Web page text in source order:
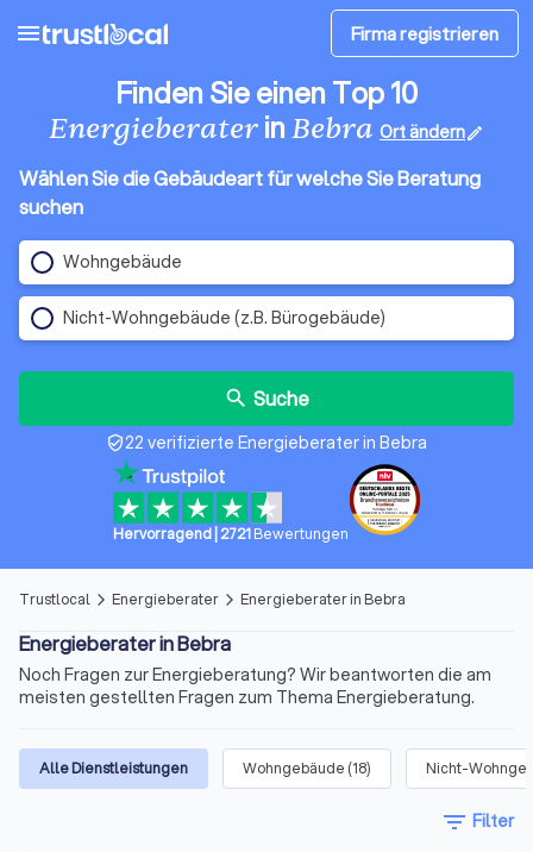
menu Firma registrieren
Finden Sie einen Top 10
EnergieberaterinBebra Ort ändernedit
Wählen Sie die Gebäudeart für welche Sie Beratung
suchen
Wohngebäude
Nicht-Wohngebäude (z.B. Bürogebäude)
search Suche
verified_user22 verifizierte Energieberater in Bebra
Hervorragend| 2721 Bewertungen
Trustlocal arrow_forward_ios Energieberater arrow_forward_ios Energieberater in Bebra
Energieberater in Bebra
Noch Fragen zur Energieberatung? Wir beantworten die am
meisten gestellten Fragen zum Thema Energieberatung.
Alle Dienstleistungen Wohngebäude (18) Nicht-
filter_list Filter